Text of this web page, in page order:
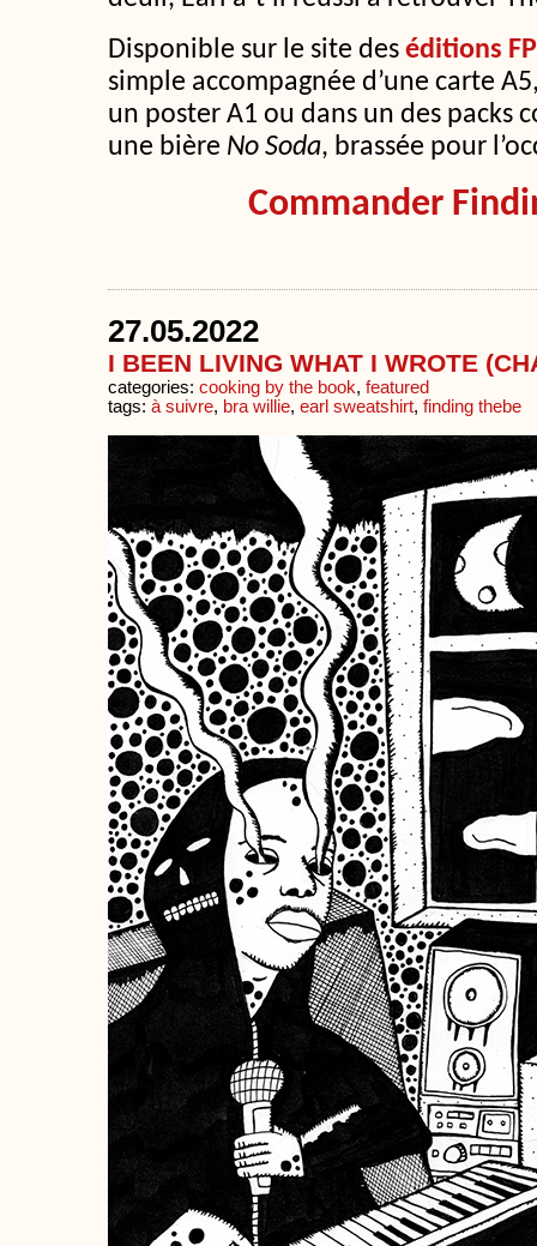
Disponible sur le site des éditions
simple accompagnée d’une carte
un poster A1 ou dans un des packs
une bière No Soda, brassée pour
Commander
27.05.2022
I BEEN LIVING WHAT I WROTE
categories: cooking by the book, featured
tags: à suivre, bra willie, earl sweatshirt, finding thebe